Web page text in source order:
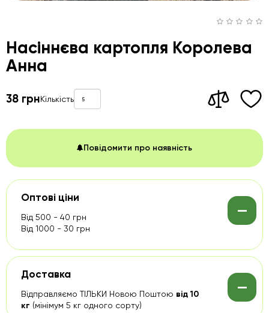
Насіннєва картопля Королева
Анна
38 грнКількість
Повідомити про наявність
Оптові ціни -
Від 500 - 40 грн
Від 1000 - 30 грн
Доставка -
Відправляємо ТІЛЬКИ Новою Поштою від 10
кг (мінімум 5 кг одного сорту)